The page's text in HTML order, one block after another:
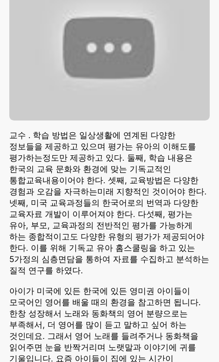
교수 ․ 학습 방법은 일상생활에 연계된 다양한
정보들을 제공하고 있으며 평가는 유아의 이해도를
평가하는정도만 제공하고 있다. 둘째, 학습 내용은
한국의 교육 문화와 환경에 맞는 기독교적인
통합교육내용이어야 한다. 셋째, 교육방법은 다양한
경험과 오감을 자극하는미래 지향적인 것이어야 한다.
넷째, 미국 교육과정들의 한국어로의 번역과 다양한
교육자료 개발이 이루어져야 한다. 다섯째, 평가는
유아, 부모, 교육과정의 전반적인 평가를 가능하게
하는 종합적이고도 다양한 유형의 평가가 제공되어야
한다. 이를 위해 기독교 유아 홈스쿨링을 하고 있는
5가정의 심층면담을 통하여 자료를 수집하고 분석하는
질적 연구를 하였다.
아이가 미국에 있든 한국에 있든 영미권 아이들이
모국어인 영어를 배울 때의 환경을 참고하면 됩니다.
한창 성장해서 노래와 동화책의 영어 분량으로는
부족해서, 더 영어를 많이 듣고 말하고 싶어 하는
것인데요. 그래서 영어 노래를 들려주거나 동화책을
읽어주면 눈을 반짝거리며 노랫말과 이야기에 귀를
기울입니다. 요즘 아이들이 집에 있는 시간이